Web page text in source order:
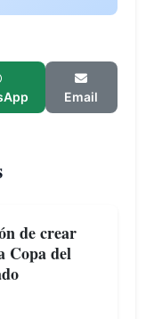
Email
de crear
Copa del